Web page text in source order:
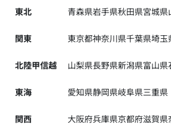
東北 青森県岩手県秋田県宮城県
関東 東京都神奈川県千葉県埼玉
北陸甲信越 山梨県長野県新潟県富山県
東海 愛知県静岡県岐阜県三重県
関西 大阪府兵庫県京都府滋賀県